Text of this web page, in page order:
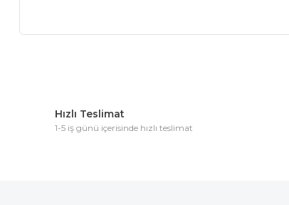
Ürün resmi kalitesiz, bozuk veya görüntülenemiyor.
Ürün açıklamasında eksik bilgiler bulunuyor.
Hızlı Teslimat
1-5 iş günü içerisinde hızlı teslimat